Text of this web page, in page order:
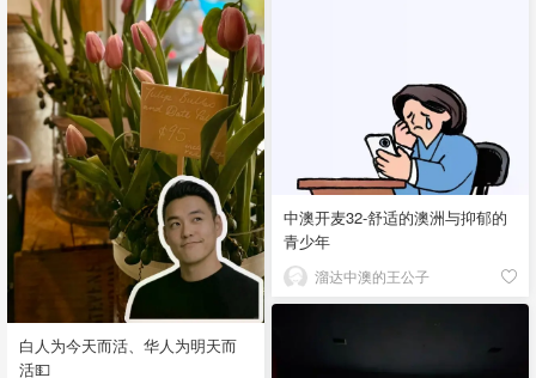
中澳开麦32-舒适的澳洲与抑郁的
青少年
溜达中澳的王公子
白人为今天而活、华人为明天而
活💵